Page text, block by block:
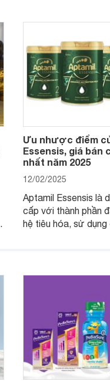
hơn so với các
4 yếu tố sau.
Ưu nhược điểm
Essensis, giá bán
nhất năm 2025
12/02/2025
Aptamil Essensis là
cấp với thành phần
hệ tiêu hóa, sử
cùng Websosanh.vn